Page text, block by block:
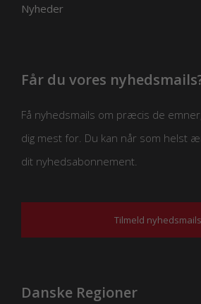
Nyheder
Får du vores
Få nyhedsmails om præcis de
dig mest for. Du kan når som helst
dit nyhedsabonnement.
Tilmeld nyhedsmails
Danske Regioner